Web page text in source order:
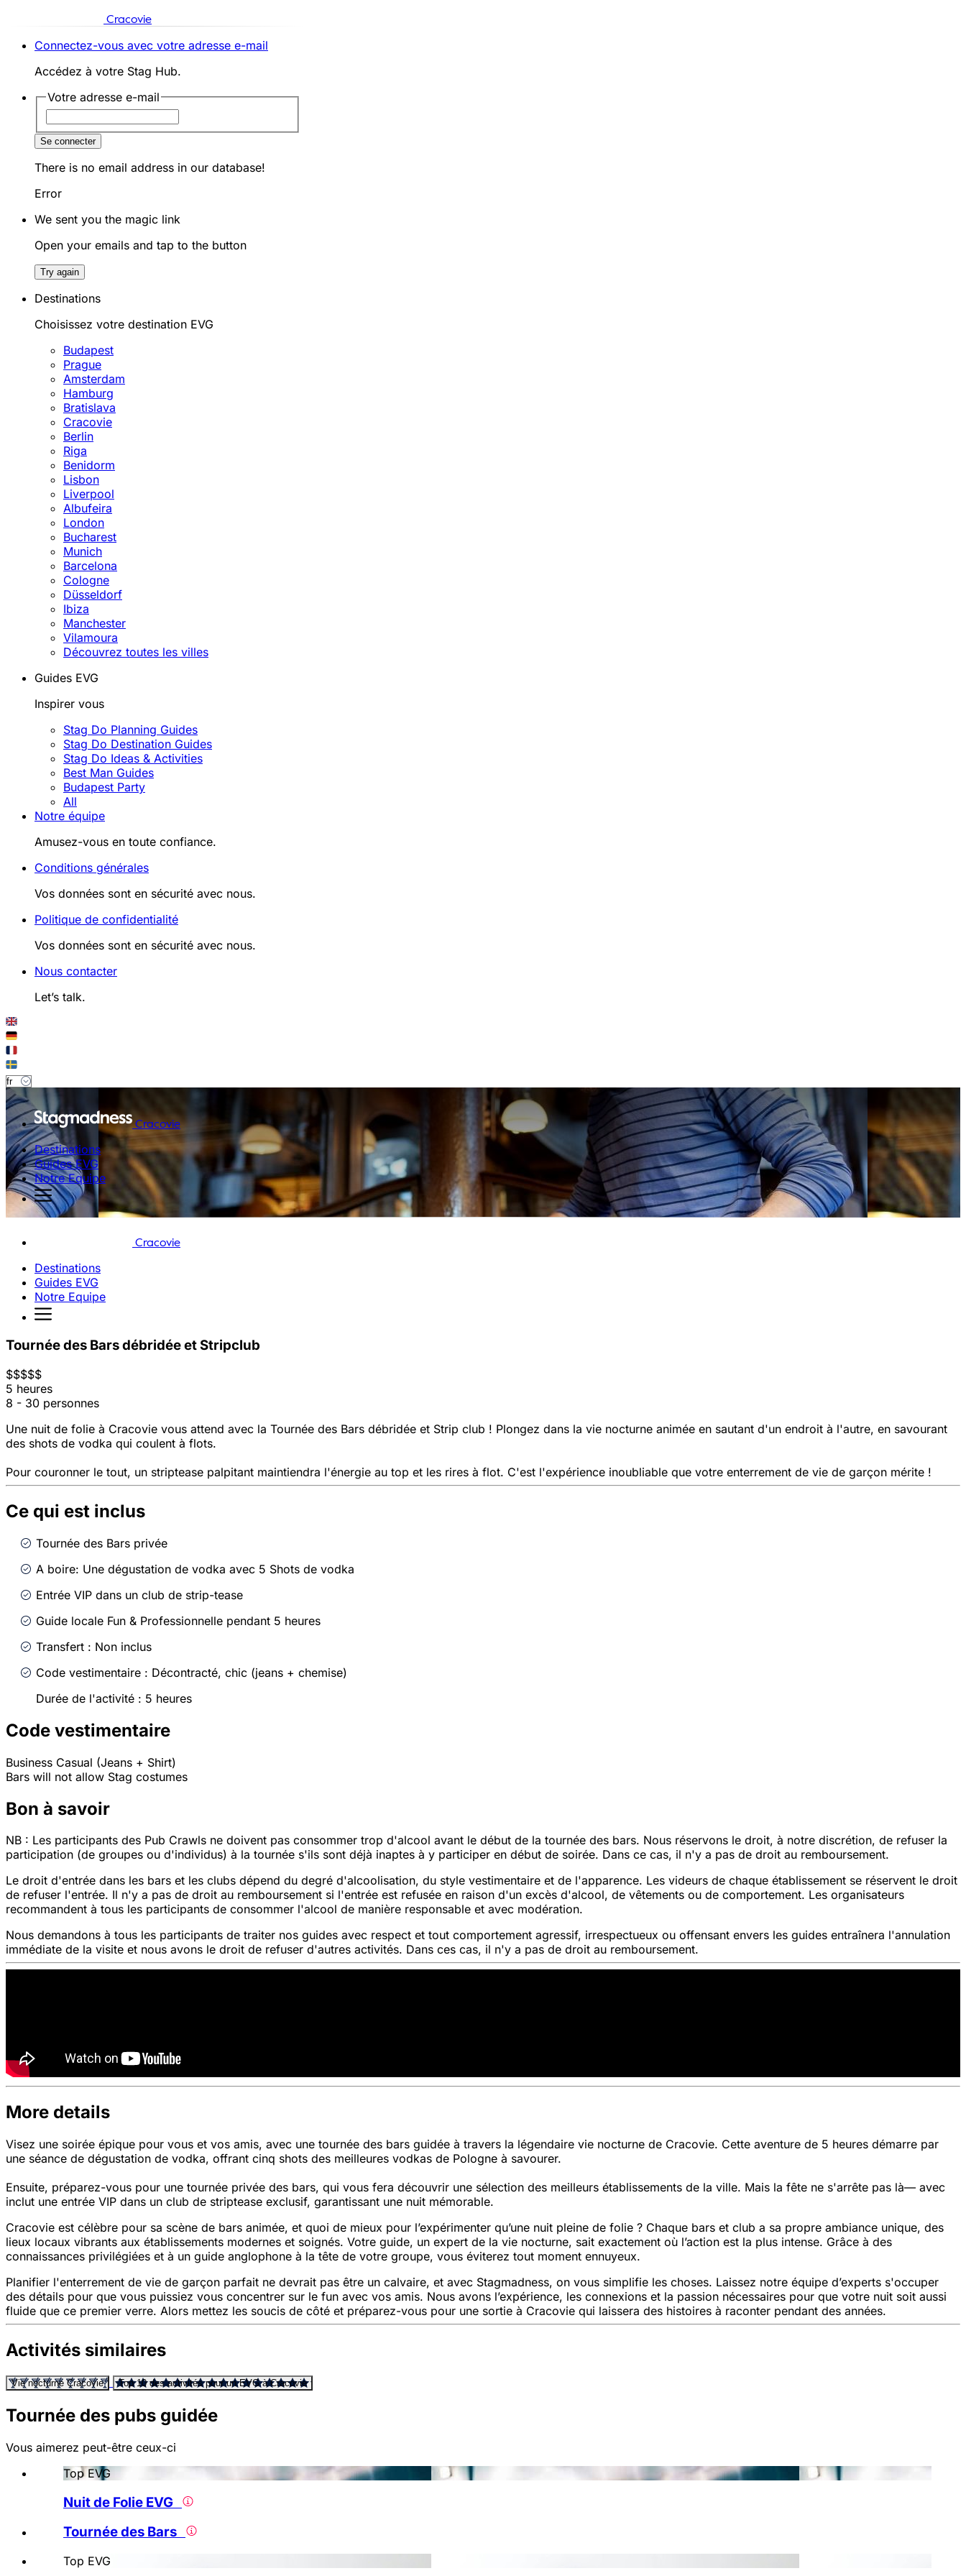
Cracovie
Connectez-vous avec votre adresse e-mail
Accédez à votre Stag Hub.
Votre adresse e-mail
Se connecter
There is no email address in our database!
Error
We sent you the magic link
Open your emails and tap to the button
Try again
Destinations
Choisissez votre destination EVG
Budapest
Prague
Amsterdam
Hamburg
Bratislava
Cracovie
Berlin
Riga
Benidorm
Lisbon
Liverpool
Albufeira
London
Bucharest
Munich
Barcelona
Cologne
Düsseldorf
Ibiza
Manchester
Vilamoura
Découvrez toutes les villes
Guides EVG
Inspirer vous
Stag Do Planning Guides
Stag Do Destination Guides
Stag Do Ideas & Activities
Best Man Guides
Budapest Party
All
Notre équipe
Amusez-vous en toute confiance.
Conditions générales
Vos données sont en sécurité avec nous.
Politique de confidentialité
Vos données sont en sécurité avec nous.
Nous contacter
Let’s talk.
Cracovie
Destinations
Guides EVG
Notre Equipe
Cracovie
Destinations
Guides EVG
Notre Equipe
Tournée des Bars débridée et Stripclub
$$$$$
5 heures
8 - 30 personnes
Une nuit de folie à Cracovie vous attend avec la Tournée des Bars débridée et Strip club ! Plongez dans la vie nocturne animée en sautant d'un endroit à l'autre, en savourant
des shots de vodka qui coulent à flots.
Pour couronner le tout, un striptease palpitant maintiendra l'énergie au top et les rires à flot. C'est l'expérience inoubliable que votre enterrement de vie de garçon mérite !
Ce qui est inclus
Tournée des Bars privée
A boire: Une dégustation de vodka avec 5 Shots de vodka
Entrée VIP dans un club de strip-tease
Guide locale Fun & Professionnelle pendant 5 heures
Transfert : Non inclus
Code vestimentaire : Décontracté, chic (jeans + chemise)
Durée de l'activité : 5 heures
Code vestimentaire
Business Casual (Jeans + Shirt)
Bars will not allow Stag costumes
Bon à savoir
NB : Les participants des Pub Crawls ne doivent pas consommer trop d'alcool avant le début de la tournée des bars. Nous réservons le droit, à notre discrétion, de refuser la
participation (de groupes ou d'individus) à la tournée s'ils sont déjà inaptes à y participer en début de soirée. Dans ce cas, il n'y a pas de droit au remboursement.
Le droit d'entrée dans les bars et les clubs dépend du degré d'alcoolisation, du style vestimentaire et de l'apparence. Les videurs de chaque établissement se réservent le droit
de refuser l'entrée. Il n'y a pas de droit au remboursement si l'entrée est refusée en raison d'un excès d'alcool, de vêtements ou de comportement. Les organisateurs
recommandent à tous les participants de consommer l'alcool de manière responsable et avec modération.
Nous demandons à tous les participants de traiter nos guides avec respect et tout comportement agressif, irrespectueux ou offensant envers les guides entraînera l'annulation
immédiate de la visite et nous avons le droit de refuser d'autres activités. Dans ces cas, il n'y a pas de droit au remboursement.
More details
Visez une soirée épique pour vous et vos amis, avec une tournée des bars guidée à travers la légendaire vie nocturne de Cracovie. Cette aventure de 5 heures démarre par
une séance de dégustation de vodka, offrant cinq shots des meilleures vodkas de Pologne à savourer.
Ensuite, préparez-vous pour une tournée privée des bars, qui vous fera découvrir une sélection des meilleurs établissements de la ville. Mais la fête ne s'arrête pas là— avec
inclut une entrée VIP dans un club de striptease exclusif, garantissant une nuit mémorable.
Cracovie est célèbre pour sa scène de bars animée, et quoi de mieux pour l’expérimenter qu’une nuit pleine de folie ? Chaque bars et club a sa propre ambiance unique, des
lieux locaux vibrants aux établissements modernes et soignés. Votre guide, un expert de la vie nocturne, sait exactement où l’action est la plus intense. Grâce à des
connaissances privilégiées et à un guide anglophone à la tête de votre groupe, vous éviterez tout moment ennuyeux.
Planifier l'enterrement de vie de garçon parfait ne devrait pas être un calvaire, et avec Stagmadness, on vous simplifie les choses. Laissez notre équipe d’experts s'occuper
des détails pour que vous puissiez vous concentrer sur le fun avec vos amis. Nous avons l’expérience, les connexions et la passion nécessaires pour que votre nuit soit aussi
fluide que ce premier verre. Alors mettez les soucis de côté et préparez-vous pour une sortie à Cracovie qui laissera des histoires à raconter pendant des années.
Activités similaires
Vie nocturne Cracovie Top 10 des activités pour un EVG à Cracovie
Tournée des pubs guidée
Vous aimerez peut-être ceux-ci
Top EVG
Nuit de Folie EVG
Tournée des Bars
Top EVG